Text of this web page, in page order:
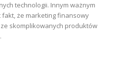
technologii. Innym ważnym
że marketing finansowy
skomplikowanych produktów